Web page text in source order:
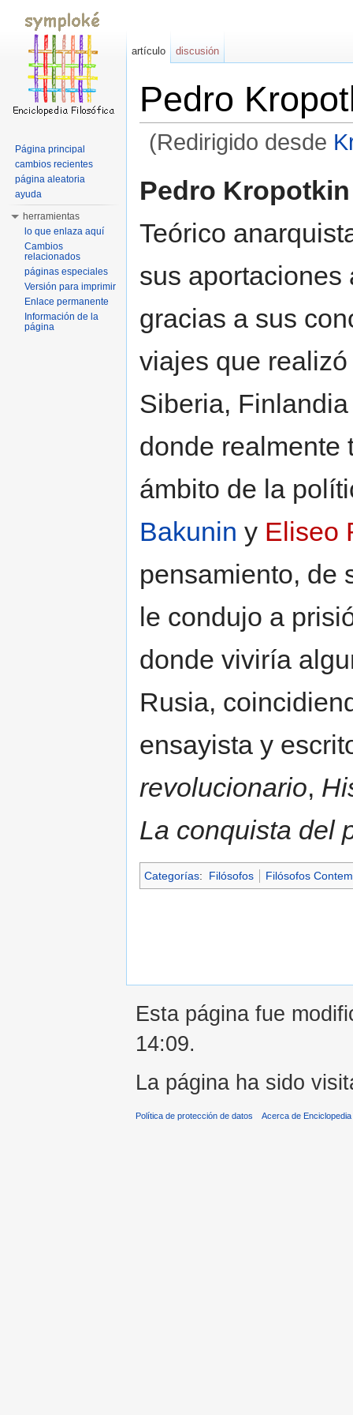
Pedro
(Redirigido desde
Pedro Kropotkin
Teórico
sus aportaciones
gracias a sus
viajes que
Siberia,
donde realmente
ámbito de la
Bakunin y Eliseo
pensamiento, de
le condujo a
donde viviría
Rusia,
ensayista y
revolucionario,
La conquista del
Categorías: Filósofos Filósofos
artículo discusión
Página principal
cambios recientes
página aleatoria
ayuda
herramientas
lo que enlaza aquí
Cambios
relacionados
páginas especiales
Versión para imprimir
Enlace permanente
Información de la
página
Esta página fue
14:09.
La página ha sido
Política de protección de datos Acerca de